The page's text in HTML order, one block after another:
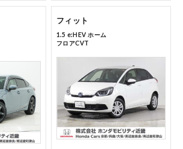
健康経営の取り組み
サイトご利用にあたって
フィット
1.5 e:HEV ホーム
フロアCVT